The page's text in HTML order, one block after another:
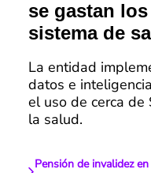
se gastan
sistema de
La entidad
datos e
el uso de cerca
la salud.
Pensión de invalidez